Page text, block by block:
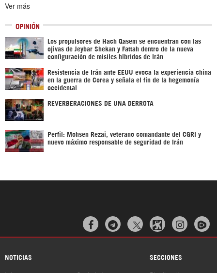
Ver más
OPINIÓN
Los propulsores de Hach Qasem se encuentran con las
ojivas de Jeybar Shekan y Fattah dentro de la nueva
configuración de misiles híbridos de Irán
Resistencia de Irán ante EEUU evoca la experiencia china
en la guerra de Corea y señala el fin de la hegemonía
occidental
REVERBERACIONES DE UNA DERROTA
Perfil: Mohsen Rezai, veterano comandante del CGRI y
nuevo máximo responsable de seguridad de Irán
  
NOTICIAS SECCIONES